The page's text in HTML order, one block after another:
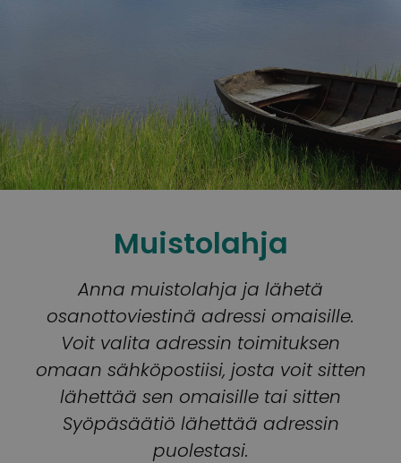
Muistolahja
Anna muistolahja ja lähetä
osanottoviestinä adressi omaisille.
Voit valita adressin toimituksen
omaan sähköpostiisi, josta voit sitten
lähettää sen omaisille tai sitten
Syöpäsäätiö lähettää adressin
puolestasi.